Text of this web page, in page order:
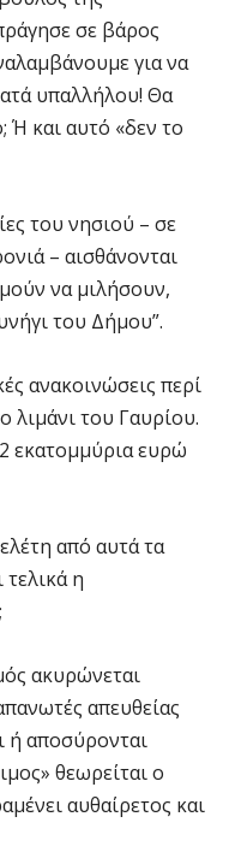
σε βάρος
για να
υπαλλήλου! Θα
Ή και αυτό «δεν το
του νησιού – σε
– αισθάνονται
να μιλήσουν,
του Δήμου”.
ανακοινώσεις περί
λιμάνι του Γαυρίου.
εκατομμύρια ευρώ
από αυτά τα
η
ακυρώνεται
απευθείας
ή αποσύρονται
θεωρείται ο
αυθαίρετος και